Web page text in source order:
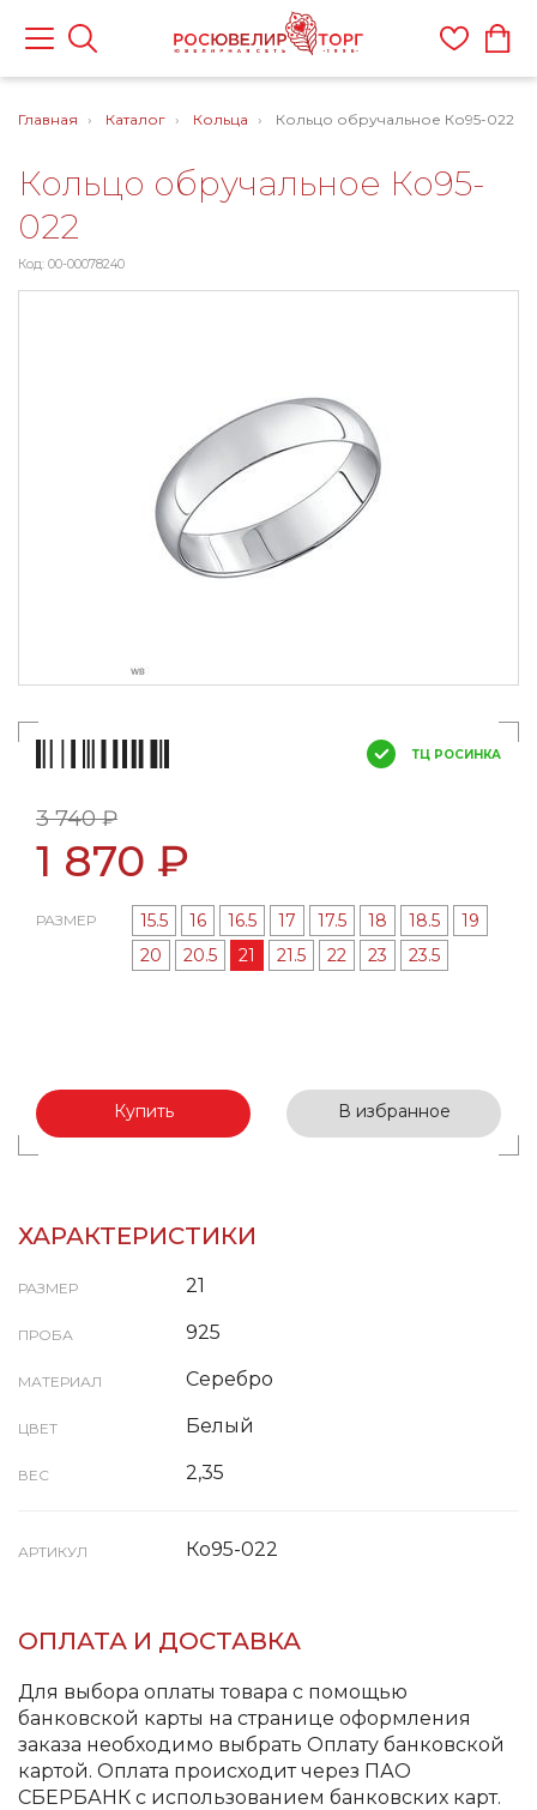
Главная Каталог Кольца Кольцо обручальное Ко95-022
Кольцо обручальное Ко95-
022
Код: 00-00078240
ТЦ РОСИНКА
3 740 ₽
1 870 ₽
РАЗМЕР 15.5 16 16.5 17 17.5 18 18.5
19
20
20.5 21 21.5 22 23 23.5
Купить В избранное
ХАРАКТЕРИСТИКИ
РАЗМЕР 21
ПРОБА 925
МАТЕРИАЛ Серебро
ЦВЕТ Белый
ВЕС 2,35
АРТИКУЛ Ко95-022
ОПЛАТА И ДОСТАВКА
Для выбора оплаты товара с помощью
банковской карты на странице оформления
заказа необходимо выбрать Оплату банковской
картой. Оплата происходит через ПАО
СБЕРБАНК с использованием банковских карт.